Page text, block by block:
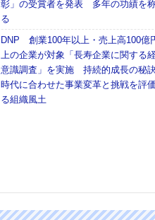
彰」の受賞者を発表 多年の功績を
る
DNP 創業100年以上・売上高100億
上の企業が対象「長寿企業に関する
意識調査」を実施 持続的成長の秘
時代に合わせた事業変革と挑戦を評
る組織風土